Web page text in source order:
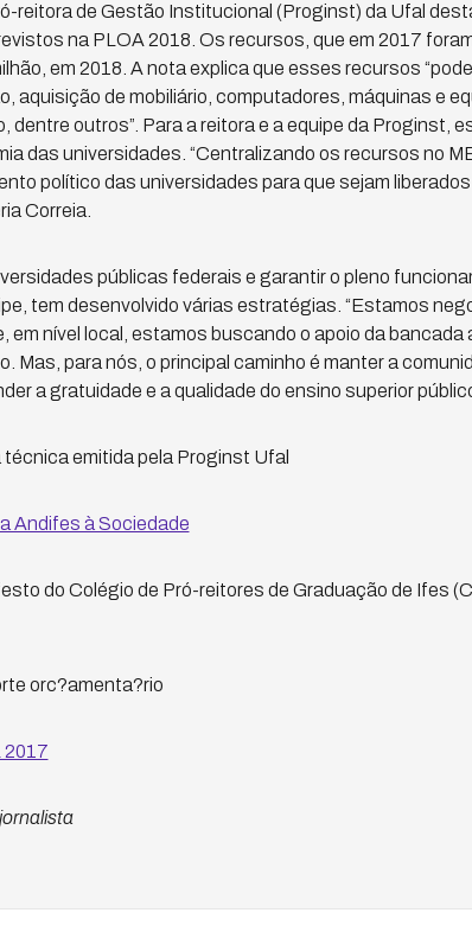
reitora de Gestão Institucional (Proginst) da Ufal
na PLOA 2018. Os recursos, que em 2017
em 2018. A nota explica que esses recursos
aquisição de mobiliário, computadores, máquinas e
dentre outros”. Para a reitora e a equipe da Proginst,
das universidades. “Centralizando os recursos no
político das universidades para que sejam
Correia.
públicas federais e garantir o pleno
tem desenvolvido várias estratégias. “Estamos
em nível local, estamos buscando o apoio da
Mas, para nós, o principal caminho é manter a
a gratuidade e a qualidade do ensino superior
técnica emitida pela Proginst Ufal
Andifes à Sociedade
do Colégio de Pró-reitores de Graduação de Ifes
orc?amenta?rio
2017